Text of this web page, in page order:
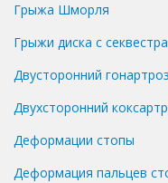
Грыжа Шморля
Грыжи диска с
Двусторонний
Двухсторонний
Деформации стопы
Деформация пальцев